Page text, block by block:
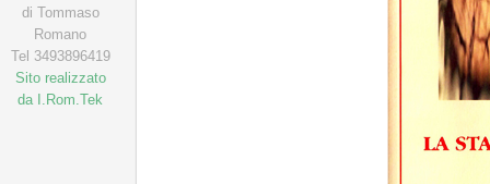
di Tommaso
Romano
Tel 3493896419
Sito realizzato
da I.Rom.Tek